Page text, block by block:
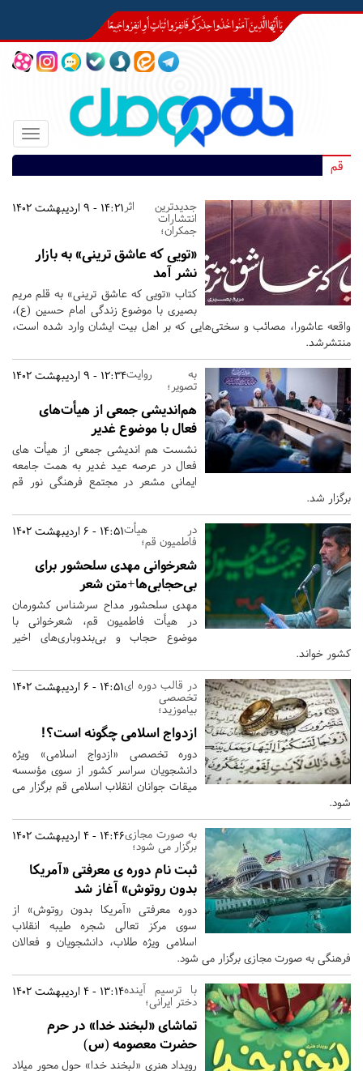
Toggle
قم
14:21 - 9 اردیبهشت 1402 جدیدترین اثر
انتشارات
جمکران؛
«تویی که عاشق ترینی» به بازار
نشر آمد
کتاب «تویی که عاشق ترینی» به قلم مریم
بصیری با موضوع زندگی امام حسین (ع)،
واقعه عاشورا، مصائب و سختی‌هایی که بر اهل بیت ایشان وارد شده است،
منتشرشد.
12:34 - 9 اردیبهشت 1402به روایت
تصویر؛
هم‌اندیشی جمعی‌ از هیأت‌های‌
فعال با موضوع غدیر
نشست هم اندیشی جمعی از هیأت های
فعال در عرصه عید غدیر به همت جامعه
ایمانی مشعر در مجتمع فرهنگی نور قم
برگزار شد.
14:51 - 6 اردیبهشت 1402در هیأت
فاطمیون قم؛
شعرخوانی مهدی سلحشور برای
بی‌حجابی‌ها+متن شعر
مهدی سلحشور مداح سرشناس کشورمان
در هیأت فاطمیون قم، شعرخوانی با
موضوع حجاب و بی‌بندوباری‌های اخیر
کشور خواند.
14:51 - 6 اردیبهشت 1402در قالب دوره ای
تخصصی
بیاموزید؛
ازدواج اسلامی چگونه است؟!
دوره تخصصی «ازدواج اسلامی» ویژه
دانشجویان سراسر کشور از سوی مؤسسه
میقات جوانان انقلاب اسلامی قم برگزار می
شود.
14:46 - 4 اردیبهشت 1402به صورت مجازی
برگزار می شود؛
ثبت نام دوره ی معرفتی «آمریکا
بدون روتوش» آغاز شد
دوره معرفتی «آمریکا بدون روتوش» از
سوی مرکز تعالی شجره طیبه انقلاب
اسلامی ویژه طلاب، دانشجویان و فعالان
فرهنگی به صورت مجازی برگزار می شود.
13:14 - 4 اردیبهشت 1402با ترسیم آینده
دختر ایرانی؛
تماشای «لبخند خدا» در حرم
حضرت معصومه (س)
رویداد هنری «لبخند خدا» حول محور میلاد